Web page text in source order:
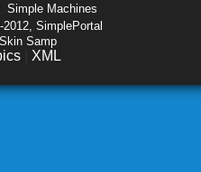
Simple Machines
SimplePortal
Samp
XML